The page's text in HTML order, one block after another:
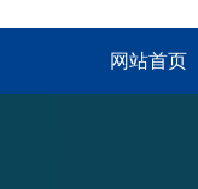
网站首页